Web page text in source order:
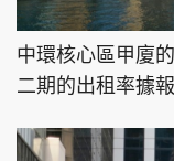
中環核心區甲廈
二期的出租率據